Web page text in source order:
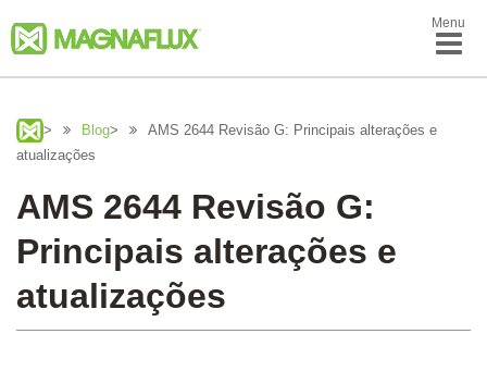
Menu
> Blog>
AMS 2644 Revisão G: Principais alterações e
atualizações
AMS 2644 Revisão G:
Principais alterações e
atualizações